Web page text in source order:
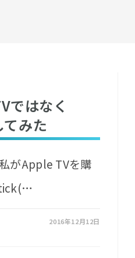
ではなく
みた
がApple TVを購
2016年12月12日